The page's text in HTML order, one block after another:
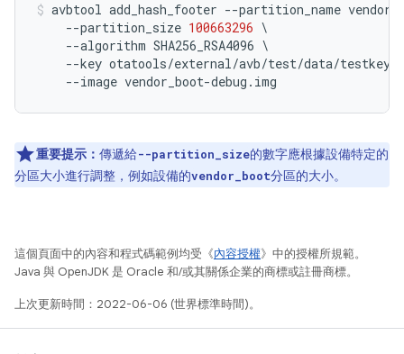
avbtool add_hash_footer --partition_name
--partition_size 100663296 \
--algorithm SHA256_RSA4096 \
--key otatools/external/avb/test/data/
--image vendor_boot-debug . img
重要提示： 傳遞給--partition_size的數字應根據設備特定的
分區大小進行調整，例如設備的vendor_boot分區的大小。
這個頁面中的內容和程式碼範例均受《內容授權》中的授權所規範。
Java 與 OpenJDK 是 Oracle 和/或其關係企業的商標或註冊商標。
上次更新時間：2022-06-06 (世界標準時間)。